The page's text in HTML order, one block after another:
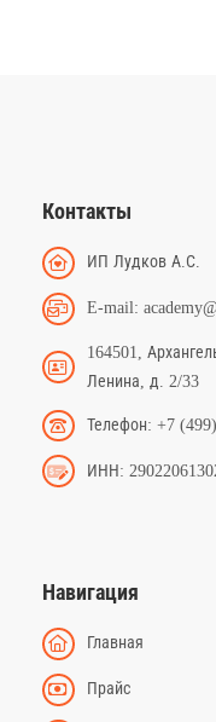
Контакты
ИП Лудков А.С.
E-mail:
164501,
Ленина, д. 2/33
Телефон: +7
ИНН:
Навигация
Главная
Прайс